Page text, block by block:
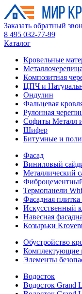
Заказать обратный
8 495 032-77-99
Каталог
Кровельные
Металлочерепица
Композитная
ЦПЧ и
Ондулин
Фальцевая
Рулонная
Софиты Металл
Шифер
Битумные и
Фасад
Виниловый
Металлический
Термопанели
Фасадная
Искусственный
Навесная
Козырьки
Обустройство
Комплектующие
Элементы
Водосток
Водосток Grand